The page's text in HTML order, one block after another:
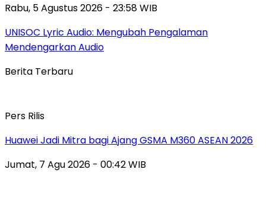
Rabu, 5 Agustus 2026 - 23:58 WIB
UNISOC Lyric Audio: Mengubah Pengalaman
Mendengarkan Audio
Berita Terbaru
Pers Rilis
Huawei Jadi Mitra bagi Ajang GSMA M360 ASEAN 2026
Jumat, 7 Agu 2026 - 00:42 WIB